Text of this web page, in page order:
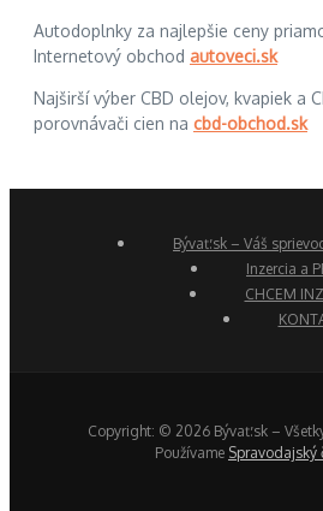
Autodoplnky za najlepšie ceny
Internetový obchod autoveci.sk
Najširší výber CBD olejov, kvapiek a
porovnávači cien na cbd-obchod.sk
Bývať.sk – Váš
Inzercia a
CHCEM
Copyright: © 2026 Bývať.sk –
Používame Spravodajský